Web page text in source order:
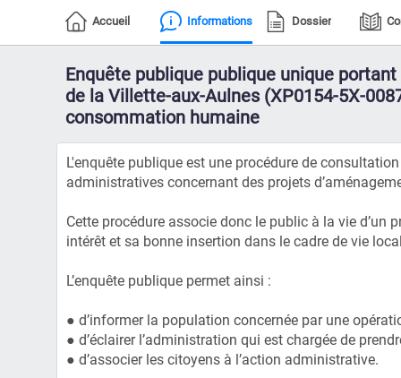
Accueil Informations Dossier
Enquête publique publique unique
de la Villette-aux-Aulnes (XP0154-5X-
consommation humaine
L'enquête publique est une procédure de
administratives concernant des projets
Cette procédure associe donc le public à la vie
intérêt et sa bonne insertion dans le cadre de vie
L’enquête publique permet ainsi :
● d’informer la population concernée par une
● d’éclairer l’administration qui est chargée de
● d’associer les citoyens à l’action administrative.